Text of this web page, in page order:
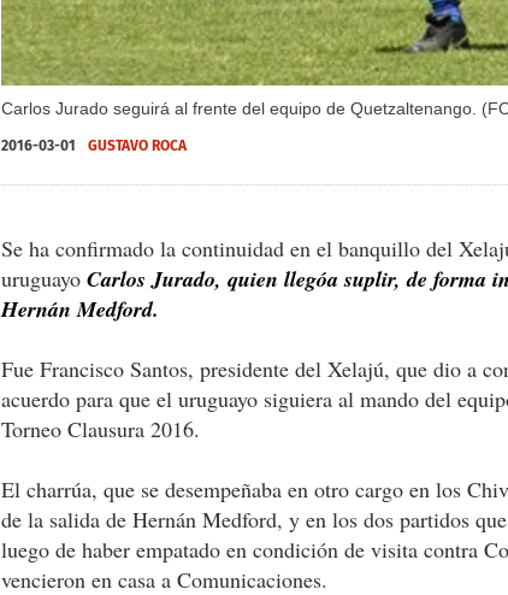
Carlos Jurado seguirá al frente del equipo de Quetzaltenango.
2016-03-01 GUSTAVO ROCA
Se ha confirmado la continuidad en el banquillo del
uruguayo Carlos Jurado, quien llegóa suplir, de forma
Hernán Medford.
Fue Francisco Santos, presidente del Xelajú, que dio a
acuerdo para que el uruguayo siguiera al mando del
Torneo Clausura 2016.
El charrúa, que se desempeñaba en otro cargo en los
de la salida de Hernán Medford, y en los dos partidos
luego de haber empatado en condición de visita contra
vencieron en casa a Comunicaciones.